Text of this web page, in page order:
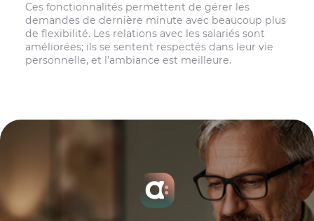
Ces fonctionnalités permettent de gérer les
demandes de dernière minute avec beaucoup plus
de flexibilité. Les relations avec les salariés sont
améliorées; ils se sentent respectés dans leur vie
personnelle, et l’ambiance est meilleure.